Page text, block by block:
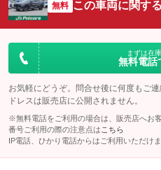
無料 この車両に関す
まずは在
無料電話
お気軽にどうぞ。問合せ後に何度もご
ドレスは販売店に公開されません。
※無料電話をご利用の場合は、販売店へお
番号ご利用の際の注意点は こちら
IP電話、ひかり電話からはご利用いただけま